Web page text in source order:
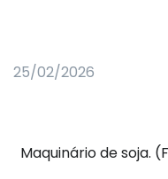
25/02/2026
Maquinário de soja.